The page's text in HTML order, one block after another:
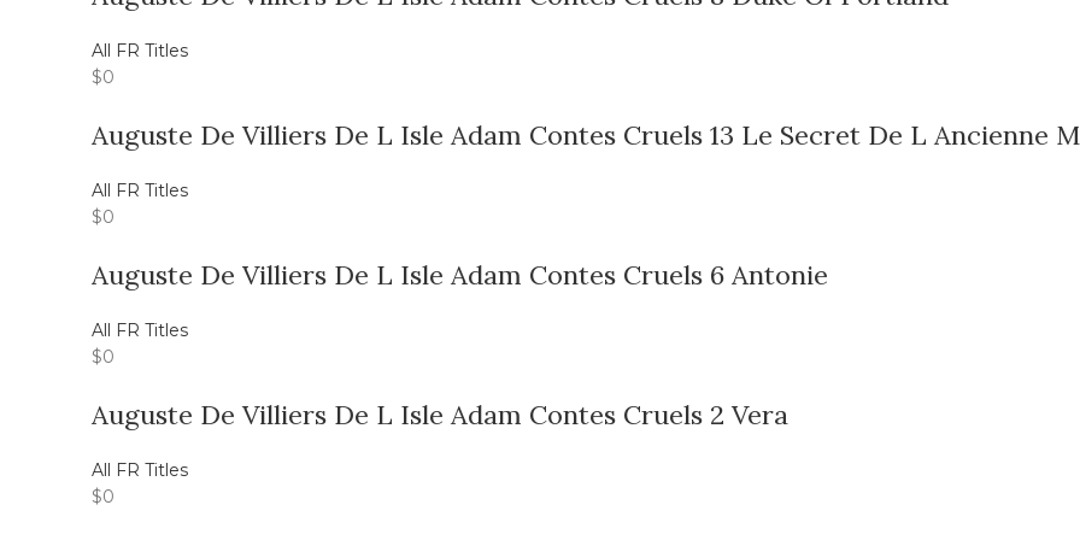
All FR Titles
$0
Auguste De Villiers De L Isle Adam Contes Cruels 13 Le Secret De L Ancienne
All FR Titles
$0
Auguste De Villiers De L Isle Adam Contes Cruels 6 Antonie
All FR Titles
$0
Auguste De Villiers De L Isle Adam Contes Cruels 2 Vera
All FR Titles
$0